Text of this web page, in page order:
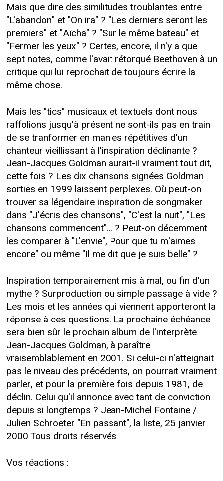
Mais que dire des similitudes troublantes entre
"L'abandon" et "On ira" ? "Les derniers seront les
premiers" et "Aïcha" ? "Sur le même bateau" et
"Fermer les yeux" ? Certes, encore, il n'y a que
sept notes, comme l'avait rétorqué Beethoven à un
critique qui lui reprochait de toujours écrire la
même chose.
Mais les "tics" musicaux et textuels dont nous
raffolions jusqu'à présent ne sont-ils pas en train
de se tranformer en manies répétitives d'un
chanteur vieillissant à l'inspiration déclinante ?
Jean-Jacques Goldman aurait-il vraiment tout dit,
cette fois ? Les dix chansons signées Goldman
sorties en 1999 laissent perplexes. Où peut-on
trouver sa légendaire inspiration de songmaker
dans "J'écris des chansons", "C'est la nuit", "Les
chansons commencent"... ? Peut-on décemment
les comparer à "L'envie", Pour que tu m'aimes
encore" ou même "Il me dit que je suis belle" ?
Inspiration temporairement mis à mal, ou fin d'un
mythe ? Surproduction ou simple passage à vide ?
Les mois et les années qui viennent apporteront la
réponse à ces questions. La prochaine échéance
sera bien sûr le prochain album de l'interprète
Jean-Jacques Goldman, à paraître
vraisemblablement en 2001. Si celui-ci n'atteignait
pas le niveau des précédents, on pourrait vraiment
parler, et pour la première fois depuis 1981, de
déclin. Celui qu'il annonce avec tant de conviction
depuis si longtemps ? Jean-Michel Fontaine /
Julien Schroeter "En passant", la liste, 25 janvier
2000 Tous droits réservés
Vos réactions :